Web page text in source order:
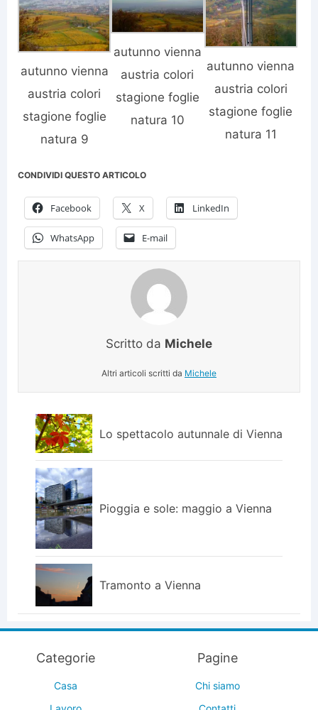
autunno vienna
austria colori
stagione foglie
natura 9
autunno vienna
austria colori
stagione foglie
natura 10
autunno vienna
austria colori
stagione foglie
natura 11
CONDIVIDI QUESTO ARTICOLO
Facebook X LinkedIn
WhatsApp E-mail
Scritto da Michele
Altri articoli scritti da Michele
Lo spettacolo autunnale di Vienna
Pioggia e sole: maggio a Vienna
Tramonto a Vienna
Categorie
Casa
Pagine
Chi siamo